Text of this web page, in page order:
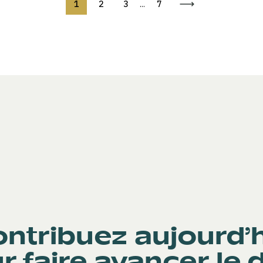
1 2 3 ... 7